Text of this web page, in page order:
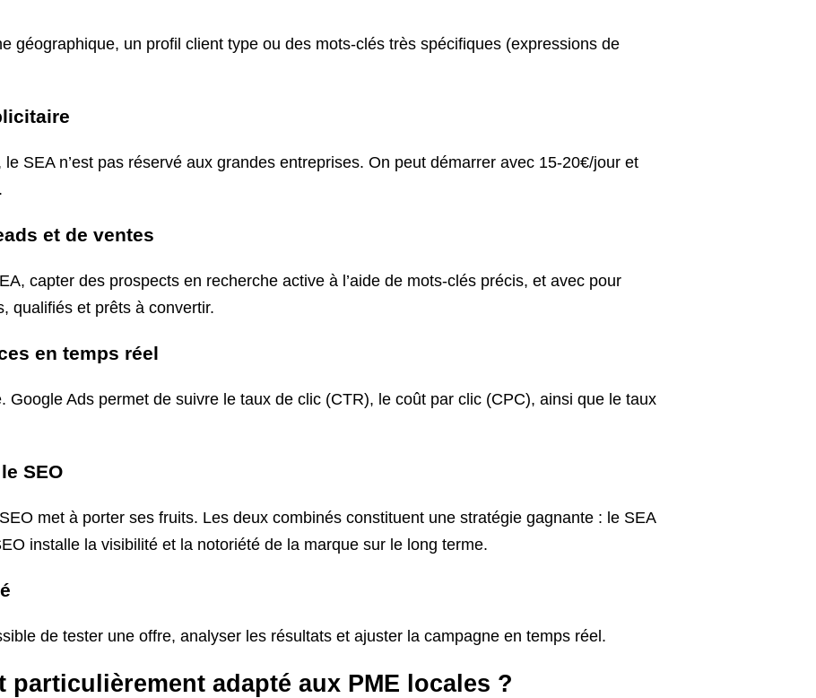
géographique, un profil client type ou des mots-clés très spécifiques (expressions de
SEA n’est pas réservé aux grandes entreprises. On peut démarrer avec 15-20€/jour et
et de ventes
capter des prospects en recherche active à l’aide de mots-clés précis, et avec pour
qualifiés et prêts à convertir.
en temps réel
Google Ads permet de suivre le taux de clic (CTR), le coût par clic (CPC), ainsi que le taux
SEO
met à porter ses fruits. Les deux combinés constituent une stratégie gagnante : le SEA
installe la visibilité et la notoriété de la marque sur le long terme.
de tester une offre, analyser les résultats et ajuster la campagne en temps réel.
particulièrement adapté aux PME locales ?